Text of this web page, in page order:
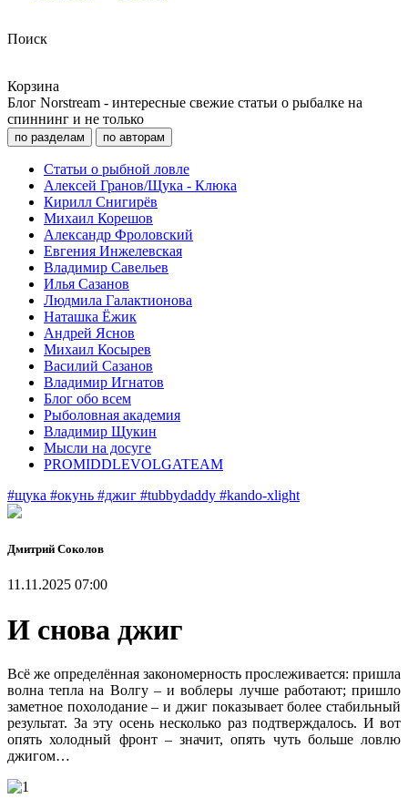
Поиск
Корзина
Блог Norstream - интересные свежие статьи о рыбалке на
спиннинг и не только
по разделам по авторам
Статьи о рыбной ловле
Алексей Гранов/Щука - Клюка
Кирилл Снигирёв
Михаил Корешов
Александр Фроловский
Евгения Инжелевская
Владимир Савельев
Илья Сазанов
Людмила Галактионова
Наташка Ёжик
Андрей Яснов
Михаил Косырев
Василий Сазанов
Владимир Игнатов
Блог обо всем
Рыболовная академия
Владимир Щукин
Мысли на досуге
PROMIDDLEVOLGATEAM
#щука #окунь #джиг #tubbydaddy #kando-xlight
Дмитрий Соколов
11.11.2025 07:00
И снова джиг
Всё же определённая закономерность прослеживается: пришла
волна тепла на Волгу – и воблеры лучше работают; пришло
заметное похолодание – и джиг показывает более стабильный
результат. За эту осень несколько раз подтверждалось. И вот
опять холодный фронт – значит, опять чуть больше ловлю
джигом…